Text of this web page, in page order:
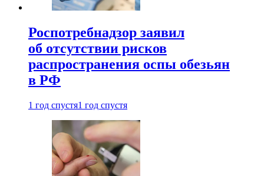
Роспотребнадзор заявил
об отсутствии рисков
распространения оспы обезьян
в РФ
1 год спустя1 год спустя